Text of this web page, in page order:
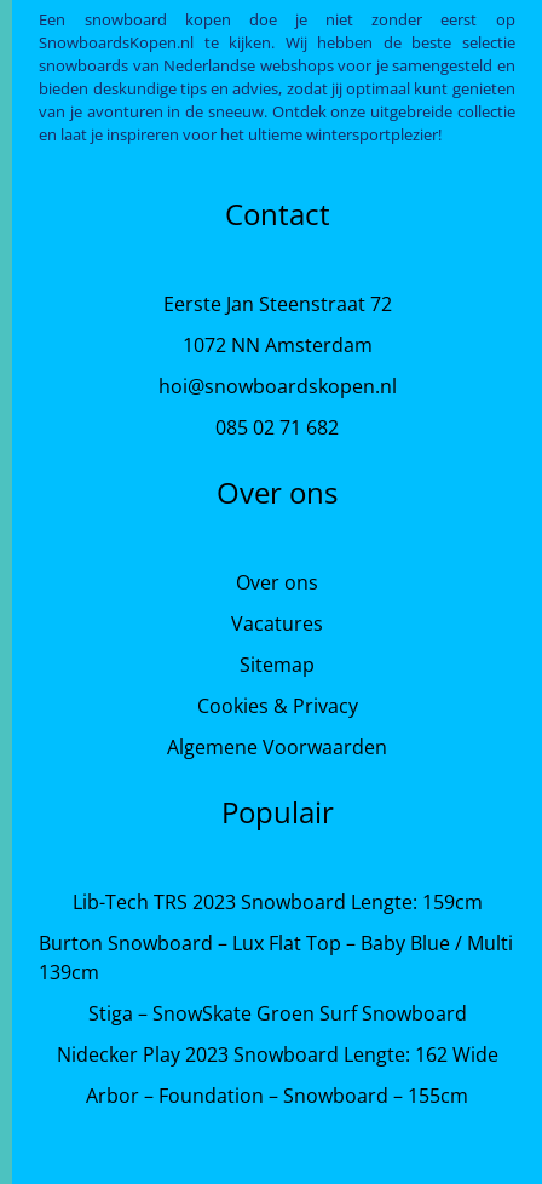
Een snowboard kopen doe je niet zonder eerst op
SnowboardsKopen.nl te kijken. Wij hebben de beste selectie
snowboards van Nederlandse webshops voor je samengesteld en
bieden deskundige tips en advies, zodat jij optimaal kunt genieten
van je avonturen in de sneeuw. Ontdek onze uitgebreide collectie
en laat je inspireren voor het ultieme wintersportplezier!
Contact
Eerste Jan Steenstraat 72
1072 NN Amsterdam
hoi@snowboardskopen.nl
085 02 71 682
Over ons
Over ons
Vacatures
Sitemap
Cookies & Privacy
Algemene Voorwaarden
Populair
Lib-Tech TRS 2023 Snowboard Lengte: 159cm
Burton Snowboard – Lux Flat Top – Baby Blue / Multi
139cm
Stiga – SnowSkate Groen Surf Snowboard
Nidecker Play 2023 Snowboard Lengte: 162 Wide
Arbor – Foundation – Snowboard – 155cm